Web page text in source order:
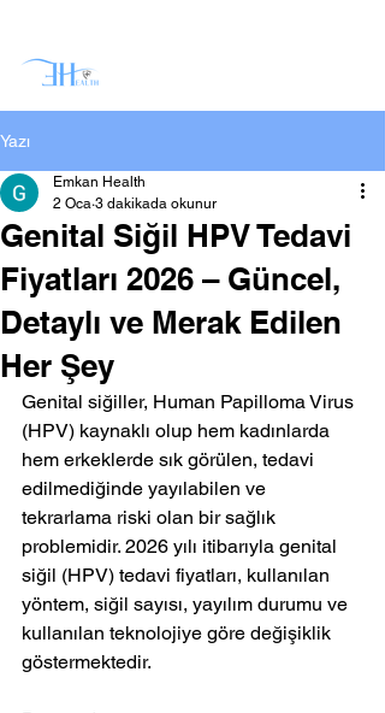
Yazı
Genital Siğil HPV Tedavi
Fiyatları 2026 – Güncel,
Detaylı ve Merak Edilen
Her Şey
Emkan Health
2 Oca 3 dakikada okunur
Genital siğiller, Human Papilloma Virus
(HPV) kaynaklı olup hem kadınlarda
hem erkeklerde sık görülen, tedavi
edilmediğinde yayılabilen ve
tekrarlama riski olan bir sağlık
problemidir. 2026 yılı itibarıyla genital
siğil (HPV) tedavi fiyatları, kullanılan
yöntem, siğil sayısı, yayılım durumu ve
kullanılan teknolojiye göre değişiklik
göstermektedir.